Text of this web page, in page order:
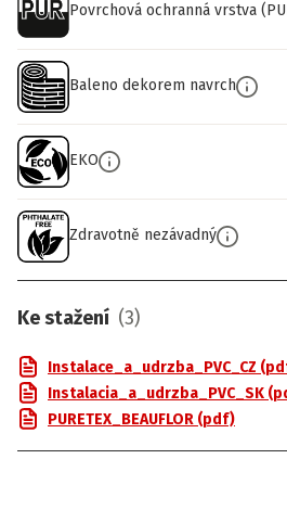
Povrchová ochranná vrstva
Baleno dekorem navrch
EKO
Zdravotně nezávadný
Ke stažení (3)
Instalace_a_udrzba_PVC_CZ
Instalacia_a_udrzba_PVC_SK
PURETEX_BEAUFLOR (pdf)